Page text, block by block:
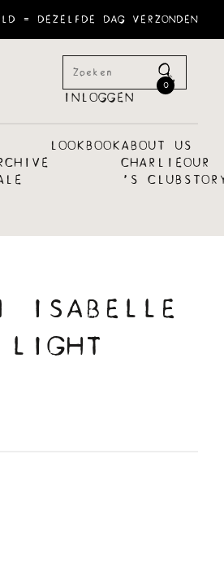
= DEZELFDE DAG VERZONDEN
INLOGGEN
0
LOOKBOOKABOUT US
CHARLIE
´S CLUB
OUR
ISABELLE